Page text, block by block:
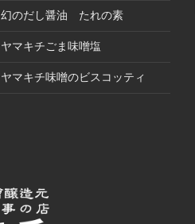
幻のだし醤油 たれの素
ヤマキチごま味噌塩
ヤマキチ味噌のビスコッティ